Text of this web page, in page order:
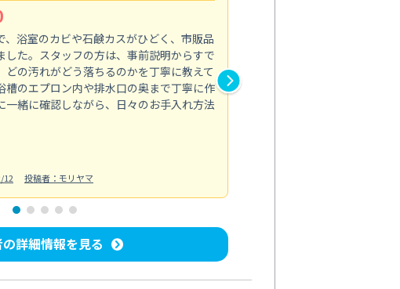
、浴室のカビや石鹸カスがひどく、市販品
した。スタッフの方は、事前説明からすで
どの汚れがどう落ちるのかを丁寧に教えて
槽のエプロン内や排水口の奥まで丁寧に作
一緒に確認しながら、日々のお手入れ方法
12 投稿者：モリヤマ
詳細情報を見る